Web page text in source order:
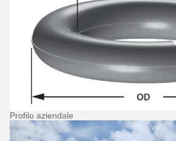
Profilo aziendale